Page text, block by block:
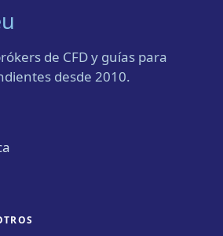
de CFD y guías para
desde 2010.